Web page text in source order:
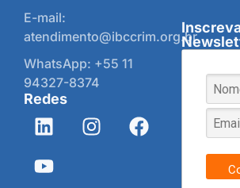
E-mail:
atendimento@ibccrim.org.br
WhatsApp: +55 11
94327-8374
Redes